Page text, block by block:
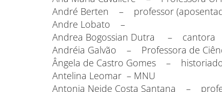
André Berten – professor
Andre Lobato –
Andrea Bogossian Dutra – cantora
Andréia Galvão – Professora de
Ângela de Castro Gomes –
Antelina Leomar – MNU
Antonia Neide Costa Santana –